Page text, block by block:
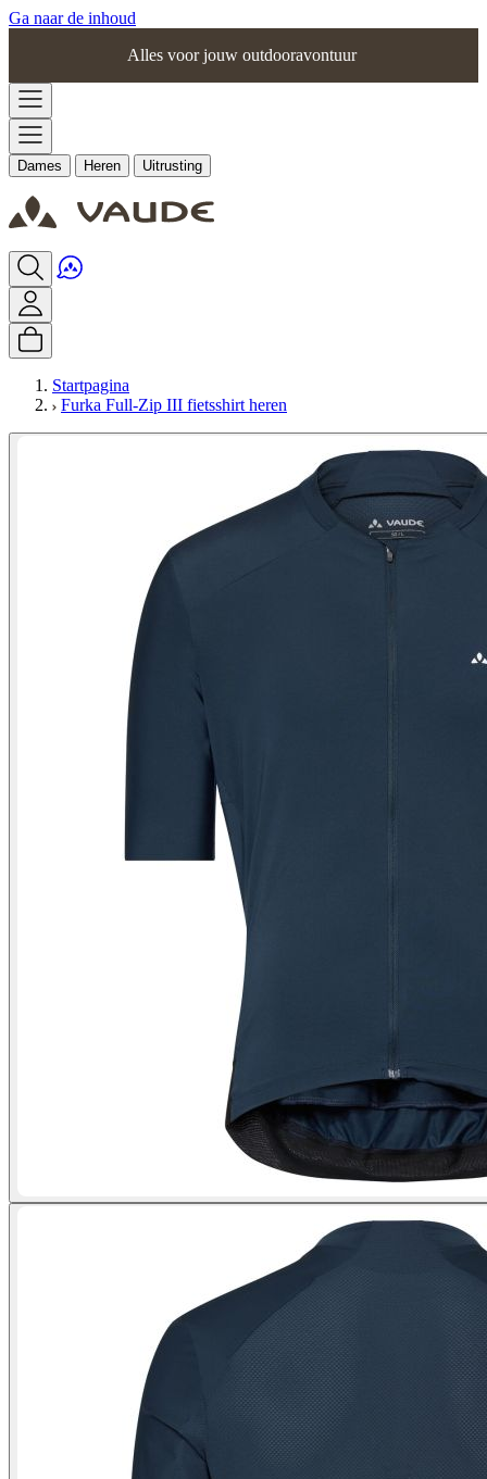
Ga naar de inhoud
Alles voor jouw outdooravontuur
Dames Heren Uitrusting
Startpagina
Furka Full-Zip III fietsshirt heren